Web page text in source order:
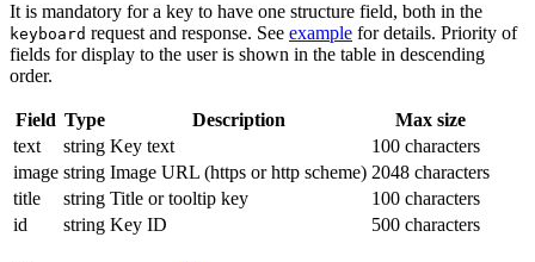
It is mandatory for a key to have one structure field, both in the
keyboard request and response. See example for details. Priority of
fields for display to the user is shown in the table in descending
order.
Field Type Description
Max size
text
string Key text
100 characters
image string Image URL (https or http scheme) 2048 characters
title
string Title or tooltip key
100 characters
id
string Key ID 500 characters